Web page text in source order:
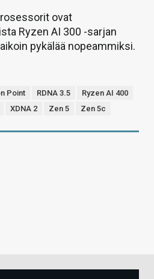
ovat
Ryzen AI 300 -sarjan
pykälää nopeammiksi.
Point RDNA 3.5
Ryzen AI 400
XDNA 2 Zen 5 Zen 5c